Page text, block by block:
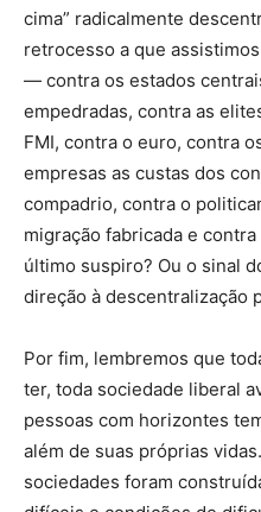
cima” radicalmente
retrocesso a que
— contra os estados
empedradas, contra as
FMI, contra o euro, contra
empresas as custas dos
compadrio, contra o
migração fabricada e
último suspiro? Ou o sinal
direção à descentralização
Por fim, lembremos que
ter, toda sociedade liberal
pessoas com horizontes
além de suas próprias
sociedades foram